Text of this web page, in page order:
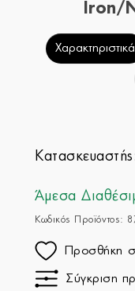
Iron/
Χαρακτηριστικά
Άμεσα
Κωδικός Προϊόντος:
Προσθήκη
Σύγκριση